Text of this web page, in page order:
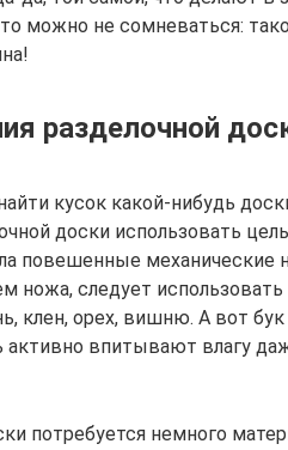
можно не сомневаться:
разделочной
кусок какой-нибудь
доски использовать
повешенные механические
ножа, следует
клен, орех, вишню. А вот
активно впитывают влагу
потребуется немного